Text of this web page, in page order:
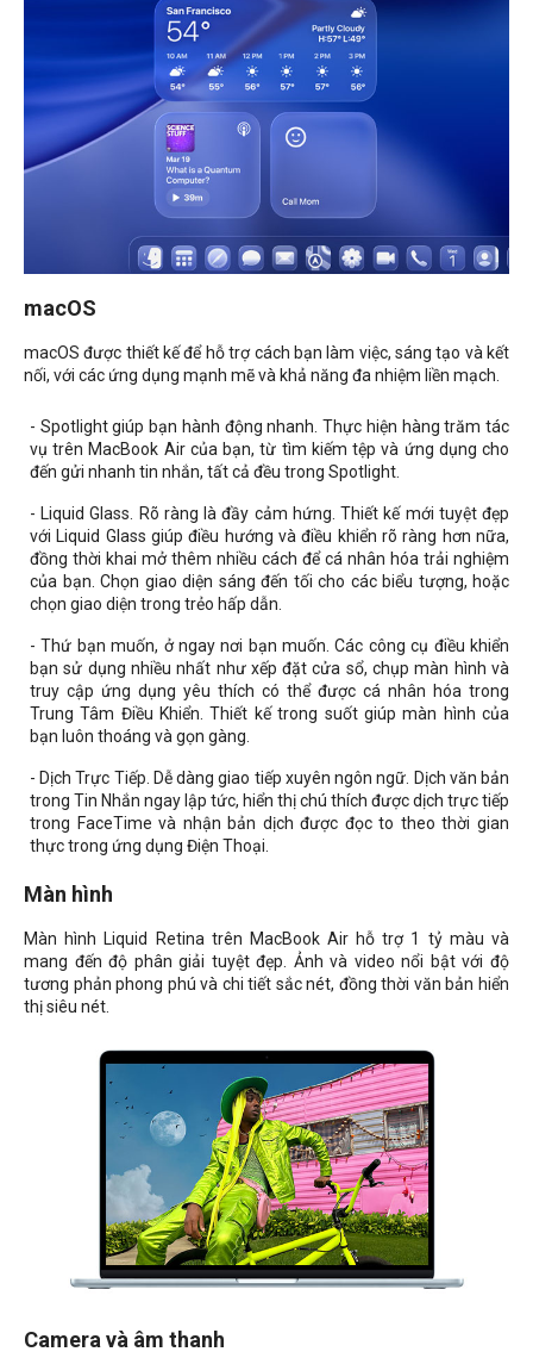
macOS
macOS được thiết kế để hỗ trợ cách bạn làm việc, sáng tạo và kết
nối, với các ứng dụng mạnh mẽ và khả năng đa nhiệm liền mạch.
- Spotlight giúp bạn hành động nhanh. Thực hiện hàng trăm tác
vụ trên MacBook Air của bạn, từ tìm kiếm tệp và ứng dụng cho
đến gửi nhanh tin nhắn, tất cả đều trong Spotlight.
- Liquid Glass. Rõ ràng là đầy cảm hứng. Thiết kế mới tuyệt đẹp
với Liquid Glass giúp điều hướng và điều khiển rõ ràng hơn nữa,
đồng thời khai mở thêm nhiều cách để cá nhân hóa trải nghiệm
của bạn. Chọn giao diện sáng đến tối cho các biểu tượng, hoặc
chọn giao diện trong trẻo hấp dẫn.
- Thứ bạn muốn, ở ngay nơi bạn muốn. Các công cụ điều khiển
bạn sử dụng nhiều nhất như xếp đặt cửa sổ, chụp màn hình và
truy cập ứng dụng yêu thích có thể được cá nhân hóa trong
Trung Tâm Điều Khiển. Thiết kế trong suốt giúp màn hình của
bạn luôn thoáng và gọn gàng.
- Dịch Trực Tiếp. Dễ dàng giao tiếp xuyên ngôn ngữ. Dịch văn bản
trong Tin Nhắn ngay lập tức, hiển thị chú thích được dịch trực tiếp
trong FaceTime và nhận bản dịch được đọc to theo thời gian
thực trong ứng dụng Điện Thoại.
Màn hình
Màn hình Liquid Retina trên MacBook Air hỗ trợ 1 tỷ màu và
mang đến độ phân giải tuyệt đẹp. Ảnh và video nổi bật với độ
tương phản phong phú và chi tiết sắc nét, đồng thời văn bản hiển
thị siêu nét.
Camera và âm thanh